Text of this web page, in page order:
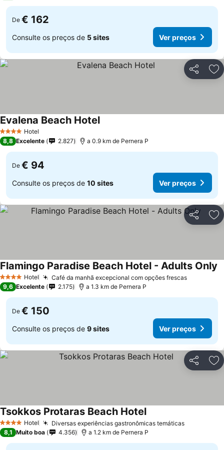
De € 162
Consulte os preços de 5 sites Ver preços
Partilhar
4 EstrelasHotel
Evalena Beach Hotel
8,8 Excelente 2.827 a 0.9 km de Pernera P
De € 94
Consulte os preços de 10 sites Ver preços
Partilhar
4 EstrelasHotel Café da manhã excepcional com opções frescas
Flamingo Paradise Beach Hotel - Adults Only
9,6 Excelente 2.175 a 1.3 km de Pernera P
De € 150
Consulte os preços de 9 sites Ver preços
Partilhar
4 EstrelasHotel Diversas experiências gastronômicas temáticas
Tsokkos Protaras Beach Hotel
8,1 Muito boa 4.356 a 1.2 km de Pernera P